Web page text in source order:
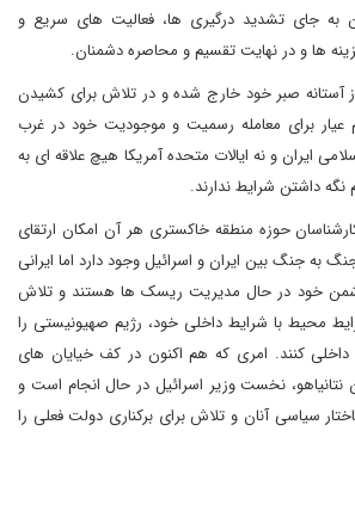
به جای تشدید درگیری ها، فعالیت های سریع و
ها و در نهایت تقسیم و محاصره دشمنان.
آستانه صبر خود خارج شده و در تلاش برای کشیدن
عیار برای معامله رسمیت و موجودیت خود در غرب
ایران و نه ایالات متحده آمریکا هیچ علاقه ای به
نگه داشتن شرایط ندارند.
حوزه منطقه خاکستری هر آن امکان ارتقای
به جنگ بین ایران و اسرائیل وجود دارد اما ایرانی
خود در حال مدیریت ریسک ها هستند و تلاش
محیط با شرایط داخلی خود، رژیم صهیونیستی را
کنند. امری که هم اکنون در کف خیایان های
نتانیاهو، نخست وزیر اسرائیل در حال انجام است و
سیاسی آنان و تلاش برای برکناری دولت فعلی را